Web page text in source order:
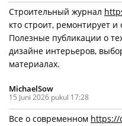
Строительный журнал
кто строит, ремонтирует
Полезные публикации о
дизайне интерьеров,
материалах.
MichaelSow
15 Juni 2026 pukul 17:28
Все о современном https://